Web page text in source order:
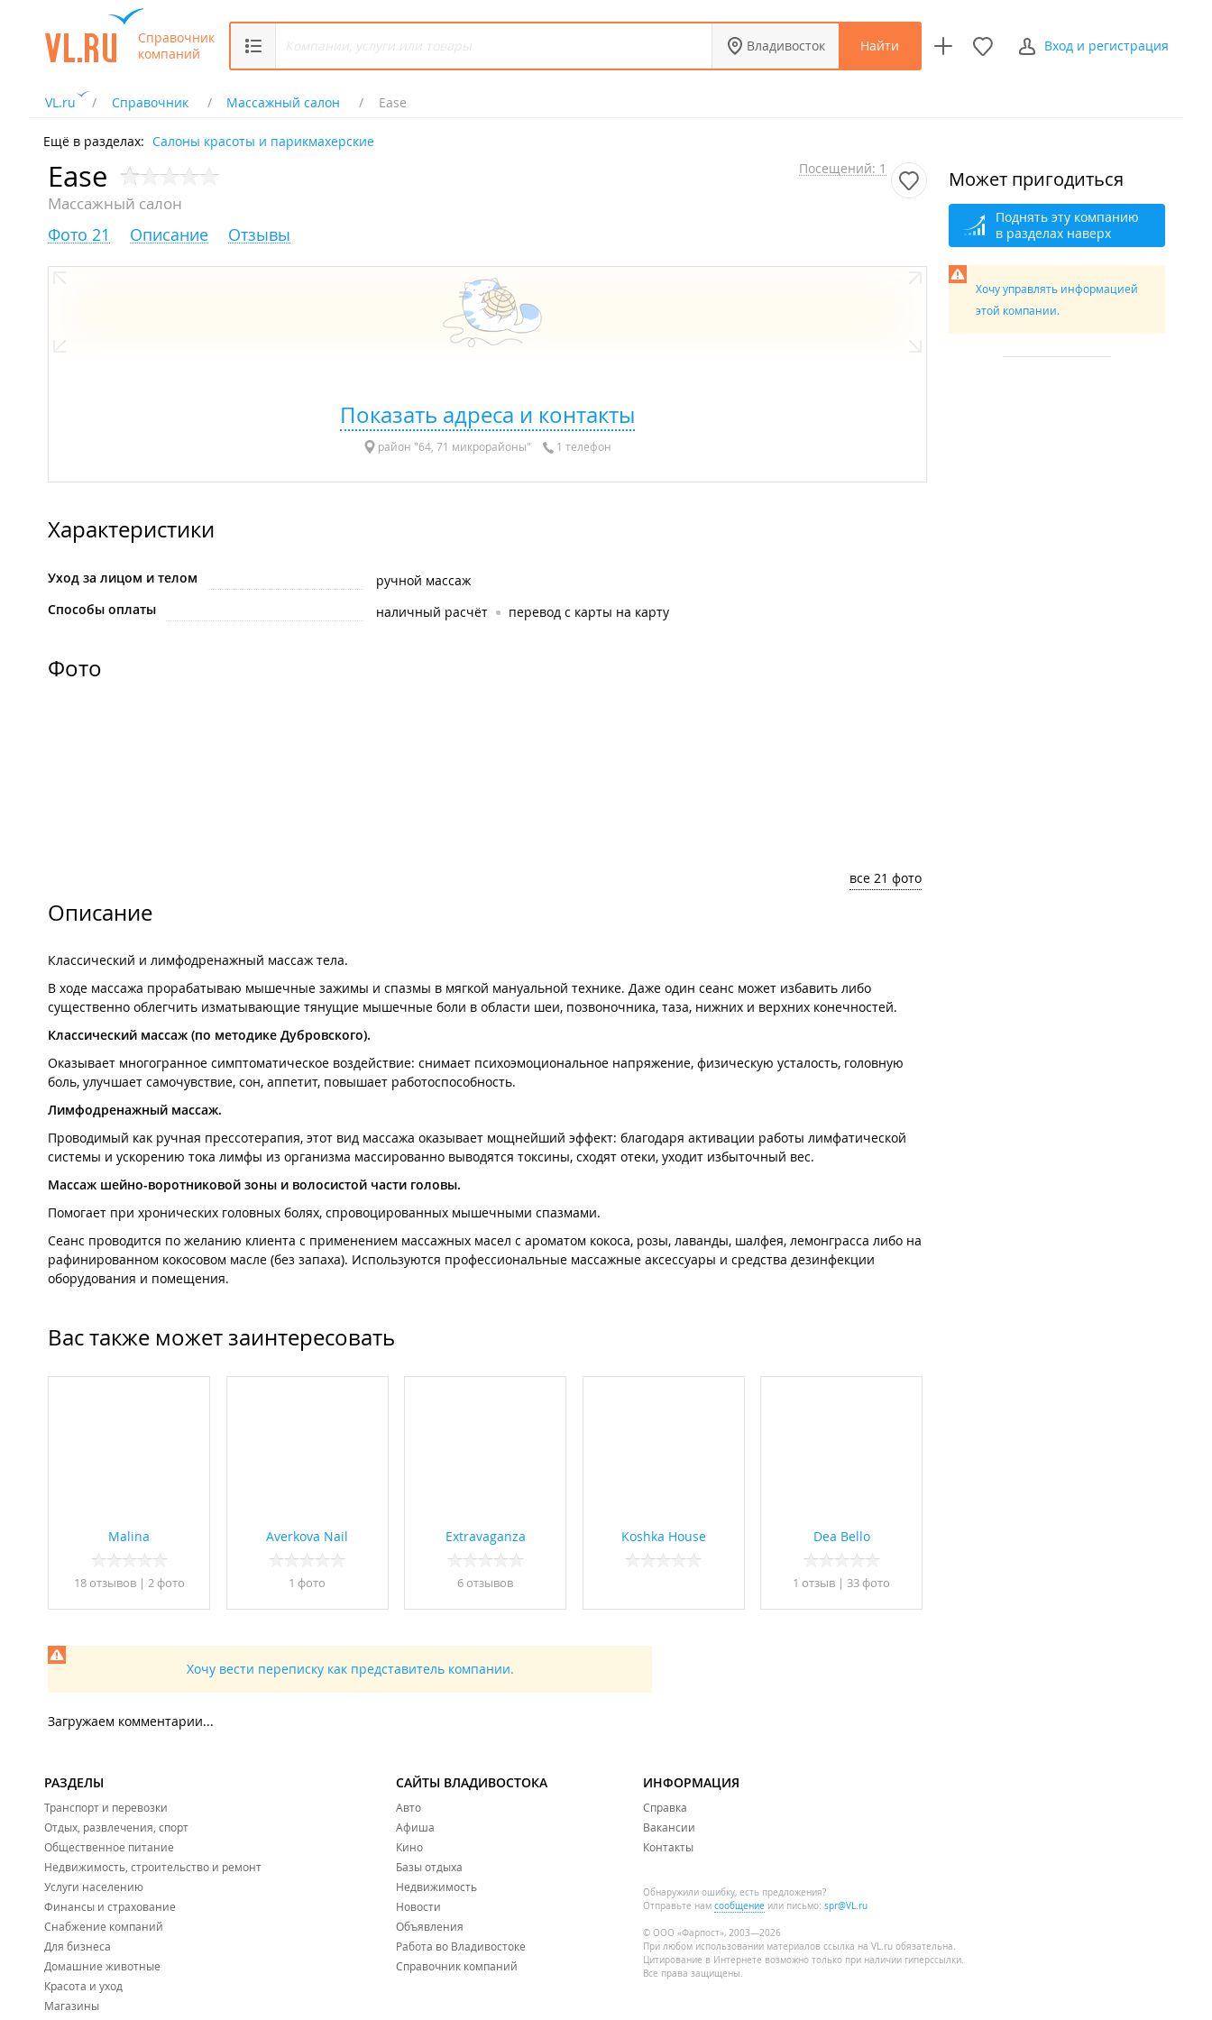
Справочник
компаний
Владивосток Найти Вход и регистрация
VL.ru Справочник Массажный салон Ease
Ещё в разделах: Салоны красоты и парикмахерские
Ease
Массажный салон
Посещений: 1
Фото 21 Описание Отзывы
Показать адреса и контакты
район "64, 71 микрорайоны" 1 телефон
Характеристики
Уход за лицом и телом
ручной массаж
Способы оплаты
наличный расчёт перевод с карты на карту
Фото
все 21 фото
Описание
Классический и лимфодренажный массаж тела.
В ходе массажа прорабатываю мышечные зажимы и спазмы в мягкой мануальной технике. Даже один сеанс может избавить либо
существенно облегчить изматывающие тянущие мышечные боли в области шеи, позвоночника, таза, нижних и верхних конечностей.
Классический массаж (по методике Дубровского).
Оказывает многогранное симптоматическое воздействие: снимает психоэмоциональное напряжение, физическую усталость, головную
боль, улучшает самочувствие, сон, аппетит, повышает работоспособность.
Лимфодренажный массаж.
Проводимый как ручная прессотерапия, этот вид массажа оказывает мощнейший эффект: благодаря активации работы лимфатической
системы и ускорению тока лимфы из организма массированно выводятся токсины, сходят отеки, уходит избыточный вес.
Массаж шейно-воротниковой зоны и волосистой части головы.
Помогает при хронических головных болях, спровоцированных мышечными спазмами.
Сеанс проводится по желанию клиента с применением массажных масел с ароматом кокоса, розы, лаванды, шалфея, лемонграсса либо на
рафинированном кокосовом масле (без запаха). Используются профессиональные массажные аксессуары и средства дезинфекции
оборудования и помещения.
Вас также может заинтересовать
Malina
18 отзывов| 2 фото
Averkova Nail
1 фото
Extravaganza
6 отзывов
Koshka House Dea Bello
1 отзыв | 33 фото
Хочу вести переписку как представитель компании.
Загружаем комментарии...
Может пригодиться
Поднять эту компанию
в разделах наверх
Хочу управлять информацией
этой компании.
РАЗДЕЛЫ
Транспорт и перевозки
Отдых, развлечения, спорт
Общественное питание
Недвижимость, строительство и ремонт
Услуги населению
Финансы и страхование
Снабжение компаний
Для бизнеса
Домашние животные
Красота и уход
Магазины
САЙТЫ ВЛАДИВОСТОКА
Авто
Афиша
Кино
Базы отдыха
Недвижимость
Новости
Объявления
Работа во Владивостоке
Справочник компаний
ИНФОРМАЦИЯ
Справка
Вакансии
Контакты
Обнаружили ошибку, есть предложения?
Отправьте нам сообщение или письмо: spr@VL.ru
© ООО «Фарпост», 2003—2026
При любом использовании материалов ссылка на VL.ru обязательна.
Цитирование в Интернете возможно только при наличии гиперссылки.
Все права защищены.